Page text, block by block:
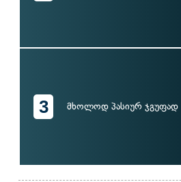
3 მხოლოდ პასიურ ჯგუფად